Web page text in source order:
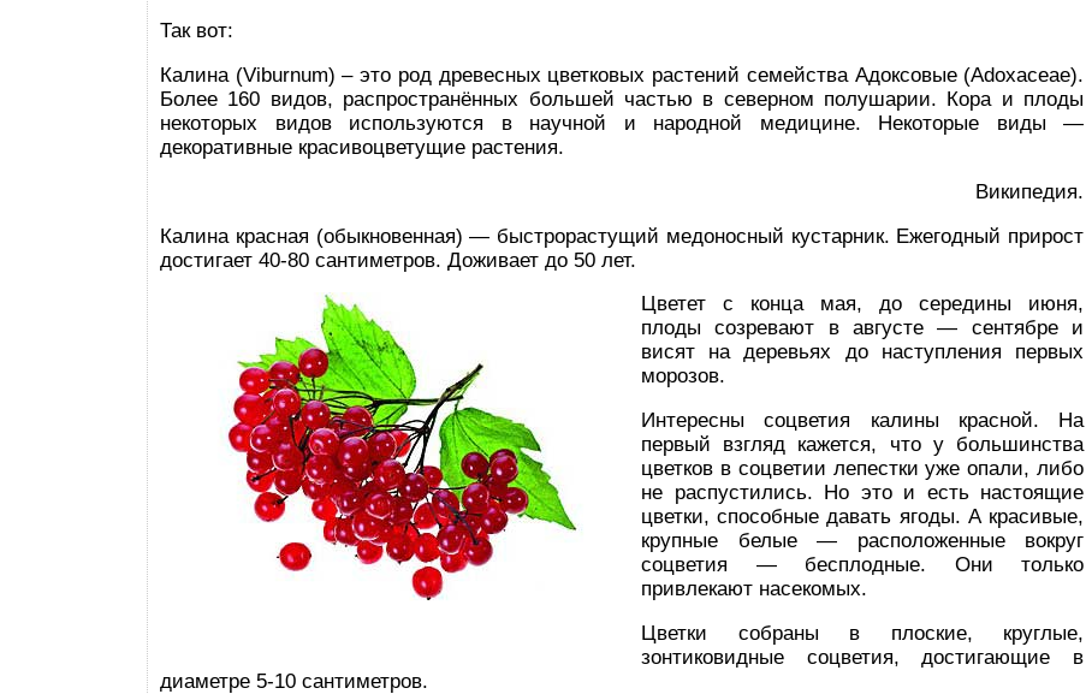
Так вот:
Калина (Viburnum) – это род древесных цветковых растений семейства Адоксовые (Adoxaceae).
Более 160 видов, распространённых большей частью в северном полушарии. Кора и плоды
некоторых видов используются в научной и народной медицине. Некоторые виды —
декоративные красивоцветущие растения.
Википедия.
Калина красная (обыкновенная) — быстрорастущий медоносный кустарник. Ежегодный прирост
достигает 40-80 сантиметров. Доживает до 50 лет.
Цветет с конца мая, до середины июня,
плоды созревают в августе — сентябре и
висят на деревьях до наступления первых
морозов.
Интересны соцветия калины красной. На
первый взгляд кажется, что у большинства
цветков в соцветии лепестки уже опали, либо
не распустились. Но это и есть настоящие
цветки, способные давать ягоды. А красивые,
крупные белые — расположенные вокруг
соцветия — бесплодные. Они только
привлекают насекомых.
Цветки собраны в плоские, круглые,
зонтиковидные соцветия, достигающие в
диаметре 5-10 сантиметров.